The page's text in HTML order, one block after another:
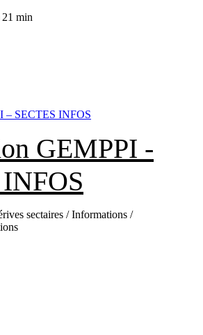
21 min
GEMPPI -
sectaires / Informations /